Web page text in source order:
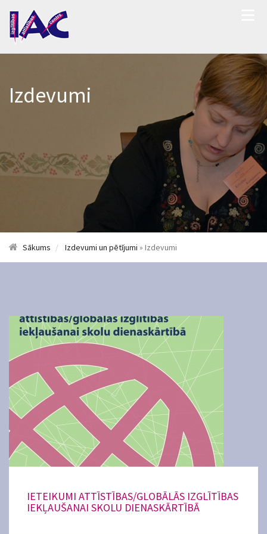
Izdevumi
Sākums Izdevumi un pētījumi » Izdevumi
IETEIKUMI ATTĪSTĪBAS/GLOBĀLĀS IZGLĪTĪBAS
IEKĻAUŠANAI SKOLU DIENASKĀRTĪBĀ